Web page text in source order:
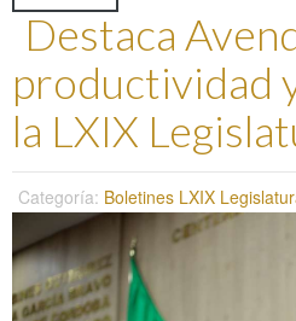
Destaca
productividad
la LXIX
Categoría: Boletines LXIX